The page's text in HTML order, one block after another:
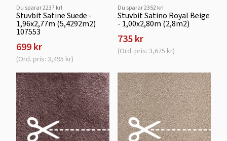
Du sparar 2237 kr!
Stuvbit Satine Suede -
1,96x2,77m (5,4292m2)
107553
699 kr
(Ord. pris: 3,495 kr)
Du sparar 2352 kr!
Stuvbit Satino Royal Beige
- 1,00x2,80m (2,8m2)
735 kr
(Ord. pris: 3,675 kr)